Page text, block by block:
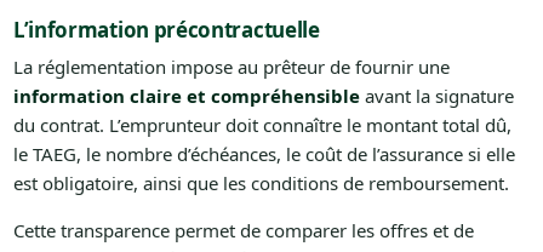
L’information précontractuelle
La réglementation impose au prêteur de fournir une
information claire et compréhensibleavant la signature
du contrat. L’emprunteur doit connaître le montant total dû,
le TAEG, le nombre d’échéances, le coût de l’assurance si elle
est obligatoire, ainsi que les conditions de remboursement.
Cette transparence permet de comparer les offres et de